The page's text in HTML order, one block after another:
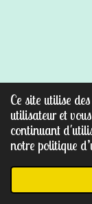
Ce site utilise
utilisateur et
continuant
notre politique